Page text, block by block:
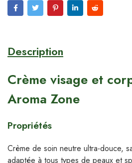
Description
Crème visage et
Aroma Zone
Propriétés
Crème de soin neutre ultra-douce,
adaptée à tous types de peaux et